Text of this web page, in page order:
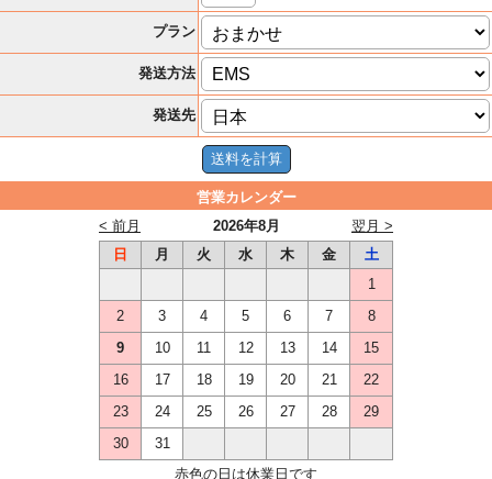
プラン
発送方法
発送先
営業カレンダー
2026年8月
< 前月
翌月 >
日
月 火 水 木 金
土
1
2
3 4 5 6 7
8
9
10 11 12 13 14
15
16
17 18 19 20 21
22
23
24 25 26 27 28
29
30
31
赤色の日は休業日です